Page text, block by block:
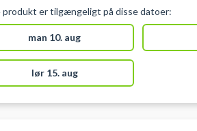
er tilgængeligt på disse datoer:
man 10. aug
lør 15. aug